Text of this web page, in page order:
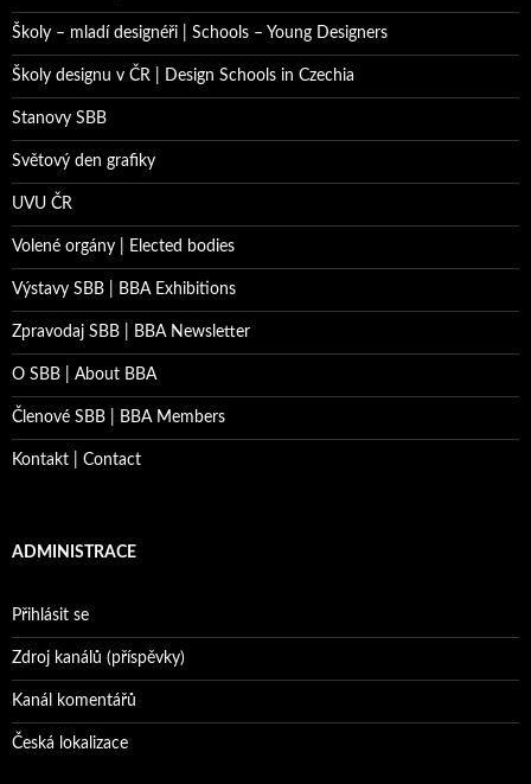
Školy – mladí designéři | Schools – Young Designers
Školy designu v ČR | Design Schools in Czechia
Stanovy SBB
Světový den grafiky
UVU ČR
Volené orgány | Elected bodies
Výstavy SBB | BBA Exhibitions
Zpravodaj SBB | BBA Newsletter
O SBB | About BBA
Členové SBB | BBA Members
Kontakt | Contact
ADMINISTRACE
Přihlásit se
Zdroj kanálů (příspěvky)
Kanál komentářů
Česká lokalizace